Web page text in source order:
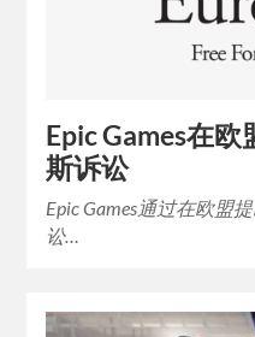
Epic Games在
斯诉讼
Epic Games通过在欧盟
讼…